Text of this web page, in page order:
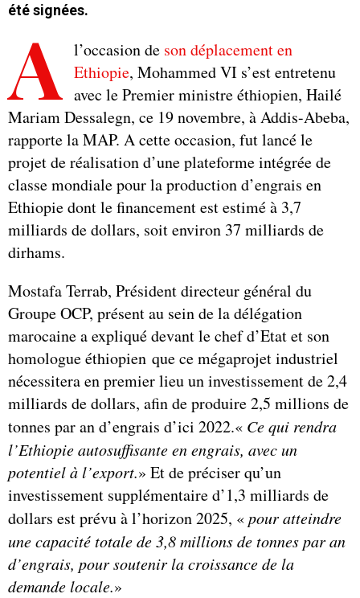
été signées.
A l’occasion de son déplacement en
Ethiopie, Mohammed VI s’est entretenu
avec le Premier ministre éthiopien, Hailé
Mariam Dessalegn, ce 19 novembre, à Addis-Abeba,
rapporte la MAP. A cette occasion, fut lancé le
projet de réalisation d’une plateforme intégrée de
classe mondiale pour la production d’engrais en
Ethiopie dont le financement est estimé à 3,7
milliards de dollars, soit environ 37 milliards de
dirhams.
Mostafa Terrab, Président directeur général du
Groupe OCP, présent au sein de la délégation
marocaine a expliqué devant le chef d’Etat et son
homologue éthiopien que ce mégaprojet industriel
nécessitera en premier lieu un investissement de 2,4
milliards de dollars, afin de produire 2,5 millions de
tonnes par an d’engrais d’ici 2022.« Ce qui rendra
l’Ethiopie autosuffisante en engrais, avec un
potentiel à l’export.» Et de préciser qu’un
investissement supplémentaire d’1,3 milliards de
dollars est prévu à l’horizon 2025, «pour atteindre
une capacité totale de 3,8 millions de tonnes par an
d’engrais, pour soutenir la croissance de la
demande locale.»